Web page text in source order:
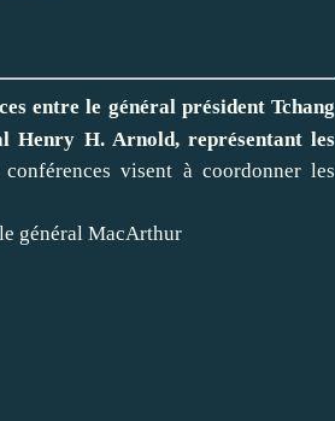
entre le général président Tchang
Henry H. Arnold, représentant les
visent à coordonner les
général MacArthur